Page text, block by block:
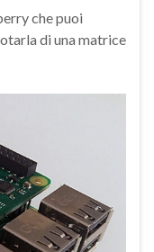
che puoi
di una matrice